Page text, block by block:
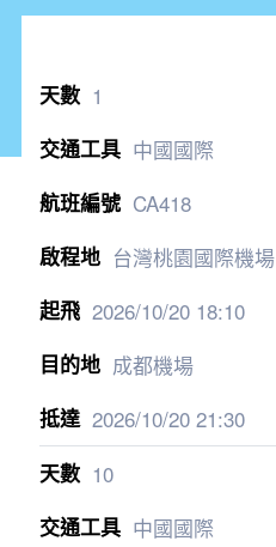
1
中國國際
CA418
台灣桃園國際機場
2026/10/2018:10
成都機場
2026/10/2021:30
10
中國國際